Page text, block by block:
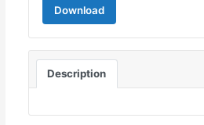
Download
Description